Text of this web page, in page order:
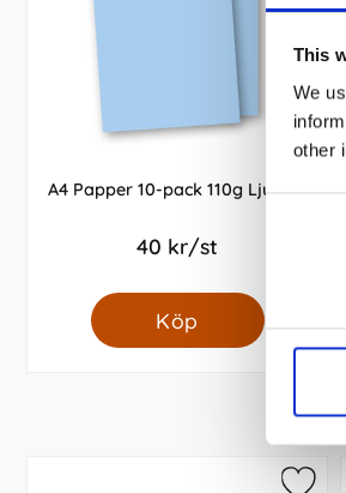
This
We
other
A4 Papper 10-pack 110g Ljusblå
40 kr/st
Köp